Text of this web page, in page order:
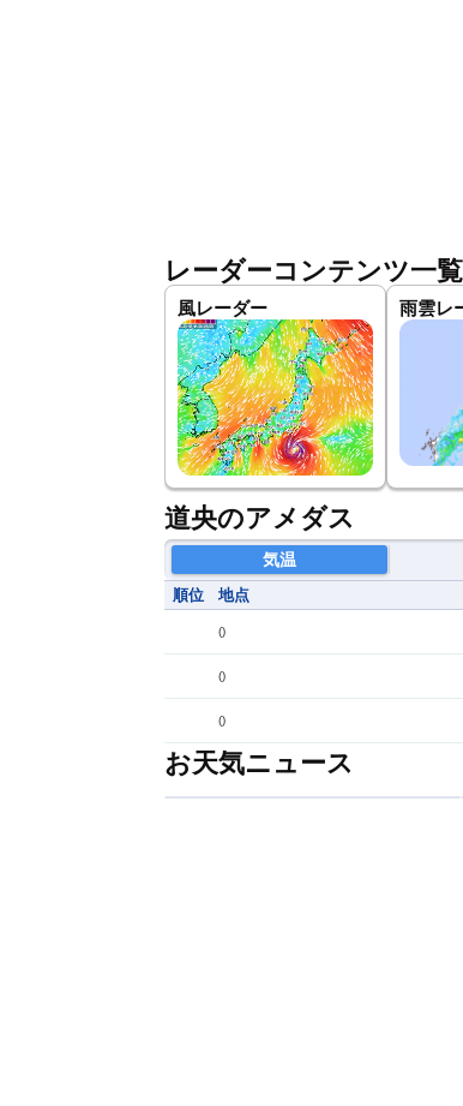
レーダーコンテンツ一覧
風レーダー 雨雲レ
道央のアメダス
気温
順位 地点
()
()
()
お天気ニュース